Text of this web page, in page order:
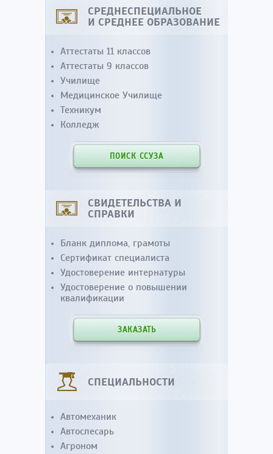
СРЕДНЕСПЕЦИАЛЬНОЕ
И СРЕДНЕЕ ОБРАЗОВАНИЕ
Аттестаты 11 классов
Аттестаты 9 классов
Училище
Медицинское Училище
Техникум
Колледж
ПОИСК ССУЗА
СВИДЕТЕЛЬСТВА И
СПРАВКИ
Бланк диплома, грамоты
Сертификат специалиста
Удостоверение интернатуры
Удостоверение о повышении
квалификации
ЗАКАЗАТЬ
СПЕЦИАЛЬНОСТИ
Автомеханик
Автослесарь
Агроном